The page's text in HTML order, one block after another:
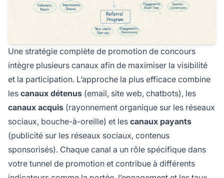
Une stratégie complète de promotion de concours
intègre plusieurs canaux afin de maximiser la visibilité
et la participation. L’approche la plus efficace combine
les canaux détenus (email, site web, chatbots), les
canaux acquis (rayonnement organique sur les réseaux
sociaux, bouche-à-oreille) et les canaux payants
(publicité sur les réseaux sociaux, contenus
sponsorisés). Chaque canal a un rôle spécifique dans
votre tunnel de promotion et contribue à différents